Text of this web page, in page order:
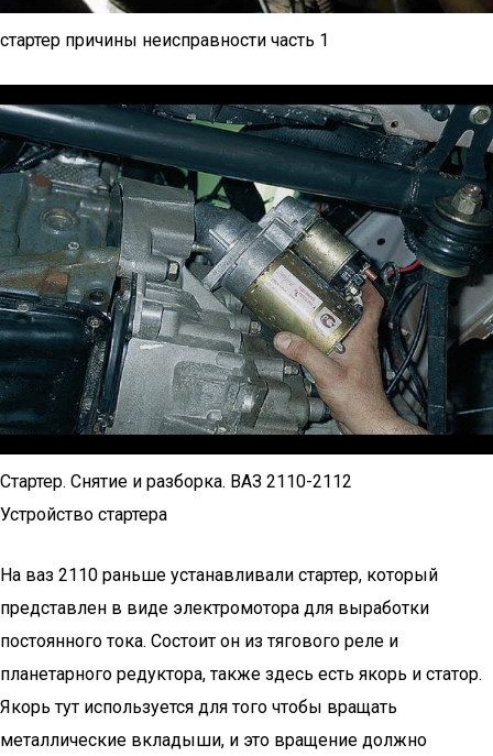
стартер причины неисправности часть 1
Стартер. Снятие и разборка. ВАЗ 2110-2112
Устройство стартера
На ваз 2110 раньше устанавливали стартер, который
представлен в виде электромотора для выработки
постоянного тока. Состоит он из тягового реле и
планетарного редуктора, также здесь есть якорь и статор.
Якорь тут используется для того чтобы вращать
металлические вкладыши, и это вращение должно